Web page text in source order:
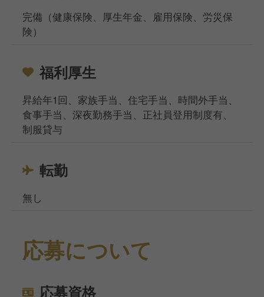
完備（健康保険、厚生年金、雇用保険、労災保
険）
福利厚生
昇給年1回、家族手当、住宅手当、時間外手当、
食事手当、深夜勤務手当、正社員登用制度有、
制服貸与
転勤
無し
応募について
応募資格